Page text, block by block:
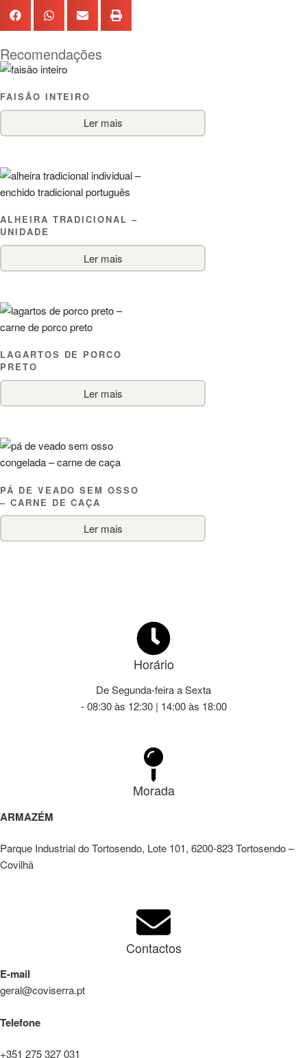
Recomendações
FAISÃO INTEIRO
Ler mais
ALHEIRA TRADICIONAL –
UNIDADE
Ler mais
LAGARTOS DE PORCO
PRETO
Ler mais
PÁ DE VEADO SEM OSSO
– CARNE DE CAÇA
Ler mais
Horário
De Segunda-feira a Sexta
- 08:30 às 12:30 | 14:00 às 18:00
Morada
ARMAZÉM
Parque Industrial do Tortosendo, Lote 101, 6200-823 Tortosendo –
Covilhã
Contactos
E-mail
geral@coviserra.pt
Telefone
+351 275 327 031